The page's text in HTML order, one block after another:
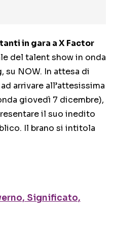
in gara a X Factor
del talent show in onda
su NOW. In attesa di
arrivare all’attesissima
giovedì 7 dicembre),
il suo inedito
Il brano si intitola
Significato,